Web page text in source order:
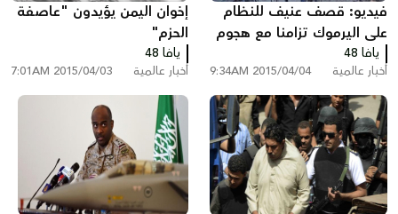
فيديو: قصف عنيف للنظام
على اليرموك تزامنا مع هجوم
داعش
يافا 48
أخبار عالمية 2015/04/04 9:34AM
إخوان اليمن يؤيدون "عاصفة
الحزم"
يافا 48
أخبار عالمية 2015/04/03 7:01AM